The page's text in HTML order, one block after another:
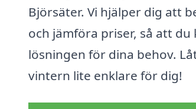
Björsäter. Vi hjälper dig att
och jämföra priser, så att du
lösningen för dina behov.
vintern lite enklare för dig!